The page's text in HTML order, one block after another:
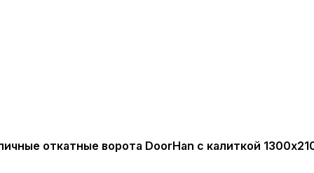
откатные ворота DoorHan с калиткой